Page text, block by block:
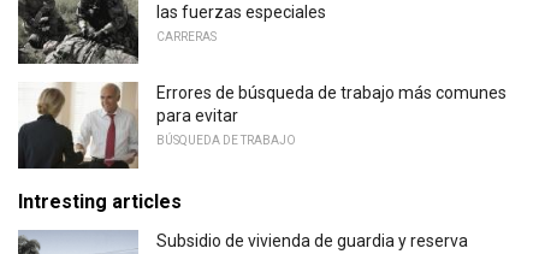
las fuerzas especiales
CARRERAS
Errores de búsqueda de trabajo más comunes
para evitar
BÚSQUEDA DE TRABAJO
Intresting articles
Subsidio de vivienda de guardia y reserva